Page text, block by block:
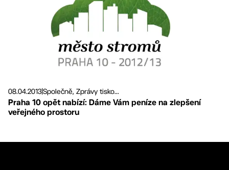
08.04.2013Společně, Zprávy tisko...
Praha 10 opět nabízí: Dáme Vám peníze na zlepšení
veřejného prostoru